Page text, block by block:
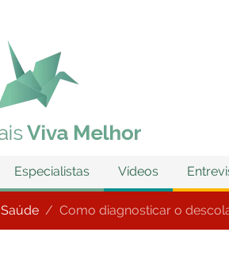
Especialistas Vídeos
Como diagnosticar o